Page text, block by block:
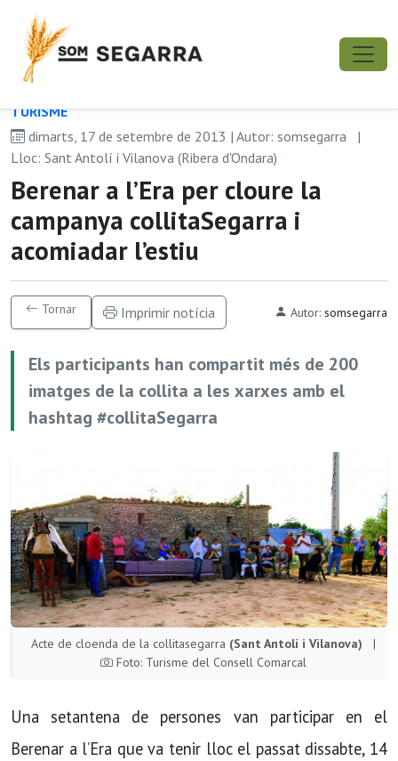
TURISME
dimarts, 17 de setembre de 2013 | Autor: somsegarra
|
Lloc: Sant Antolí i Vilanova (Ribera d'Ondara)
Berenar a l’Era per cloure la
campanya collitaSegarra i
acomiadar l’estiu
Tornar Imprimir notícia Autor: somsegarra
Els participants han compartit més de 200
imatges de la collita a les xarxes amb el
hashtag #collitaSegarra
Acte de cloenda de la collitasegarra (Sant Antolí i Vilanova)
|
Foto: Turisme del Consell Comarcal
Una setantena de persones van participar en el
Berenar a l’Era que va tenir lloc el passat dissabte, 14